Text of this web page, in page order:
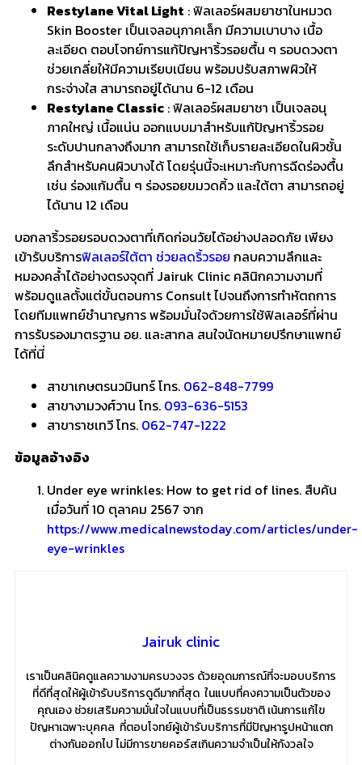
Restylane Vital Light : ฟิลเลอร์ผสมยาชาในหมวด
Skin Booster เป็นเจลอนุภาคเล็ก มีความเบาบาง เนื้อ
ละเอียด ตอบโจทย์การแก้ปัญหาริ้วรอยตื้น ๆ รอบดวงตา
ช่วยเกลี่ยให้มีความเรียบเนียน พร้อมปรับสภาพผิวให้
กระจ่างใส สามารถอยู่ได้นาน 6-12 เดือน
Restylane Classic : ฟิลเลอร์ผสมยาชา เป็นเจลอนุ
ภาคใหญ่ เนื้อแน่น ออกแบบมาสำหรับแก้ปัญหาริ้วรอย
ระดับปานกลางถึงมาก สามารถใช้เก็บรายละเอียดในผิวชั้น
ลึกสำหรับคนผิวบางได้ โดยรุ่นนี้จะเหมาะกับการฉีดร่องตื้น
เช่น ร่องแก้มตื้น ๆ ร่องรอยขมวดคิ้ว และใต้ตา สามารถอยู่
ได้นาน 12 เดือน
บอกลาริ้วรอยรอบดวงตาที่เกิดก่อนวัยได้อย่างปลอดภัย เพียง
เข้ารับบริการฟิลเลอร์ใต้ตา ช่วยลดริ้วรอย กลบความลึกและ
หมองคล้ำได้อย่างตรงจุดที่ Jairuk Clinic คลินิกความงามที่
พร้อมดูแลตั้งแต่ขั้นตอนการ Consult ไปจนถึงการทำหัตถการ
โดยทีมแพทย์ชำนาญการ พร้อมมั่นใจด้วยการใช้ฟิลเลอร์ที่ผ่าน
การรับรองมาตรฐาน อย. และสากล สนใจนัดหมายปรึกษาแพทย์
ได้ที่นี่
สาขาเกษตรนวมินทร์ โทร. 062-848-7799
สาขางามวงศ์วาน โทร. 093-636-5153
สาขาราชเทวี โทร. 062-747-1222
ข้อมูลอ้างอิง
Under eye wrinkles: How to get rid of lines. สืบค้น
เมื่อวันที่ 10 ตุลาคม 2567 จาก
https://www.medicalnewstoday.com/articles/under-
eye-wrinkles
Jairuk clinic
เราเป็นคลินิคดูแลความงามครบวงจร ด้วยอุดมการณ์ที่จะมอบบริการ
ที่ดีที่สุดให้ผู้เข้ารับบริการดูดีมากที่สุด ในแบบที่คงความเป็นตัวของ
คุณเอง ช่วยเสริมความมั่นใจในแบบที่เป็นธรรมชาติ เน้นการแก้ไข
ปัญหาเฉพาะบุคคล ที่ตอบโจทย์ผู้เข้ารับบริการที่มีปัญหารูปหน้าแตก
ต่างกันออกไป ไม่มีการขายคอร์สเกินความจำเป็นให้กังวลใจ